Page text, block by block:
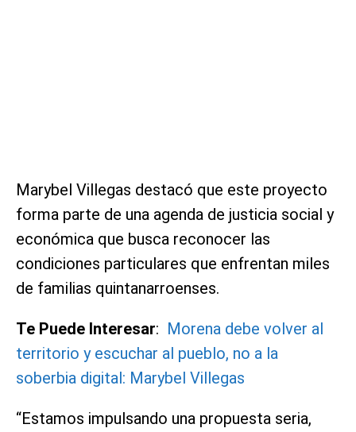
Marybel Villegas destacó que este proyecto
forma parte de una agenda de justicia social y
económica que busca reconocer las
condiciones particulares que enfrentan miles
de familias quintanarroenses.
Te Puede Interesar: Morena debe volver al
territorio y escuchar al pueblo, no a la
soberbia digital: Marybel Villegas
“Estamos impulsando una propuesta seria,